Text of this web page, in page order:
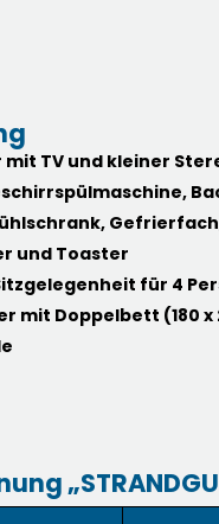
TV und kleiner
und Toaster
für 4
mit Doppelbett (180